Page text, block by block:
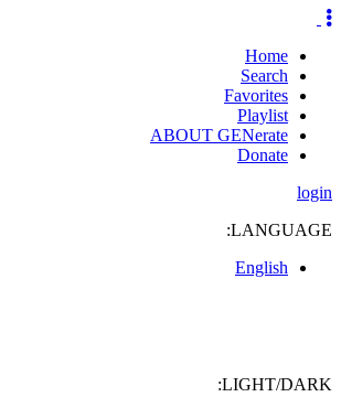
Home
Search
Favorites
Playlist
ABOUT GENerate
Donate
login
LANGUAGE:
English
LIGHT/DARK: